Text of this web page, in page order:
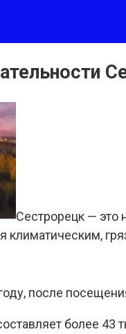
Сестрорецк — это
климатическим,
после
более 43